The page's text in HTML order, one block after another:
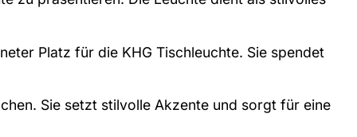
Platz für die KHG Tischleuchte. Sie spendet
Sie setzt stilvolle Akzente und sorgt für eine